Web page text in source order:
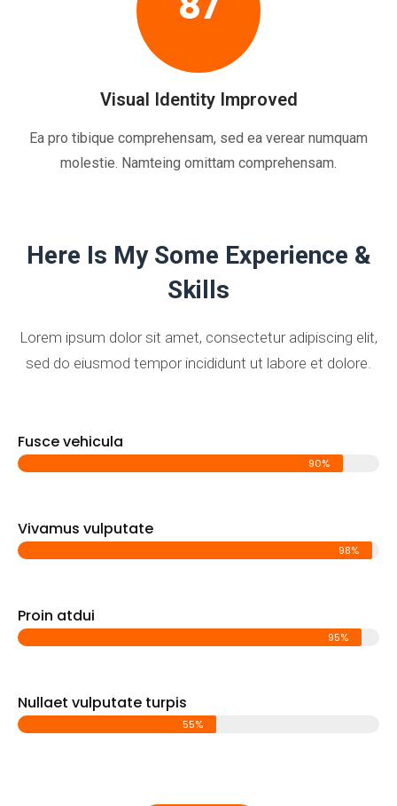
Visual Identity Improved
Ea pro tibique comprehensam, sed ea verear numquam
molestie. Namteing omittam comprehensam.
Here Is My Some Experience &
Skills
Lorem ipsum dolor sit amet, consectetur adipiscing elit,
sed do eiusmod tempor incididunt ut labore et dolore.
Fusce vehicula
90%
Vivamus vulputate
98%
Proin atdui
95%
Nullaet vulputate turpis
55%